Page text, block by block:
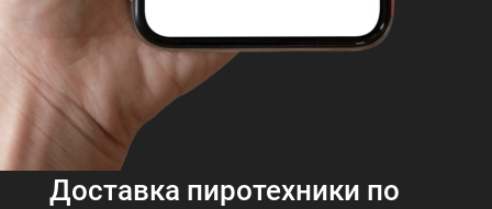
Доставка пиротехники по